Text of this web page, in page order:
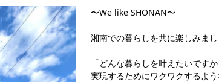
〜We like SHONAN〜
湘南での暮らしを共に楽しみま
「どんな暮らしを叶えたいです
実現するためにワクワクするよ